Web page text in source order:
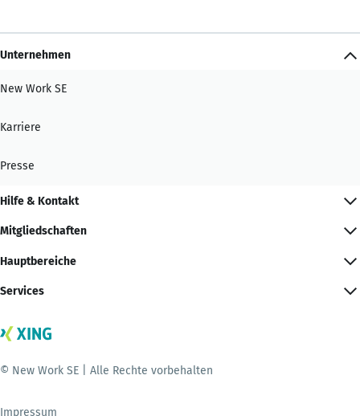
Unternehmen
New Work SE
Karriere
Presse
Hilfe & Kontakt
Mitgliedschaften
Hauptbereiche
Services
© New Work SE | Alle Rechte vorbehalten
Impressum